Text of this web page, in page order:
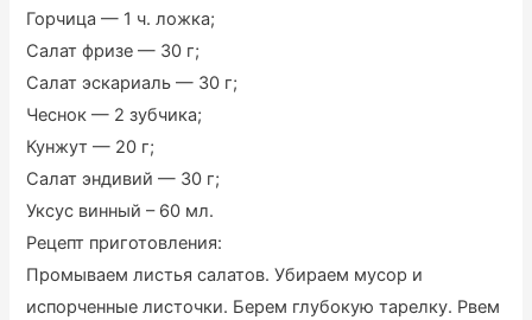
Горчица — 1 ч. ложка;
Салат фризе — 30 г;
Салат эскариаль — 30 г;
Чеснок — 2 зубчика;
Кунжут — 20 г;
Салат эндивий — 30 г;
Уксус винный – 60 мл.
Рецепт приготовления:
Промываем листья салатов. Убираем мусор и
испорченные листочки. Берем глубокую тарелку. Рвем